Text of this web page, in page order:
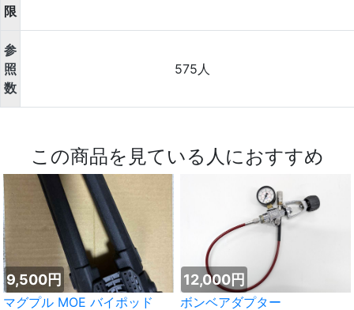
限
参
照
数
575人
この商品を見ている人におすすめ
9,500円
マグプル MOE バイポッド
12,000円
ボンベアダプター